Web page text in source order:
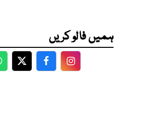
ہمیں فالو کریں
TwitterFacebookFacebook